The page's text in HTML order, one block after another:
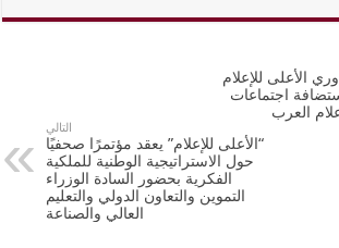
الأعلى للإعلام
اجتماعات
العرب
التالي
“الأعلى للإعلام” يعقد مؤتمرًا صحفيًا
حول الاستراتيجية الوطنية للملكية
الفكرية بحضور السادة الوزراء
التموين والتعاون الدولي والتعليم
العالي والصناعة